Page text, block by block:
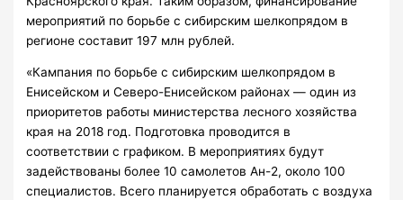
мероприятий по борьбе с сибирским шелкопрядом в
регионе составит 197 млн рублей.
«Кампания по борьбе с сибирским шелкопрядом в
Енисейском и Северо-Енисейском районах — один из
приоритетов работы министерства лесного хозяйства
края на 2018 год. Подготовка проводится в
соответствии с графиком. В мероприятиях будут
задействованы более 10 самолетов Ан-2, около 100
специалистов. Всего планируется обработать с воздуха